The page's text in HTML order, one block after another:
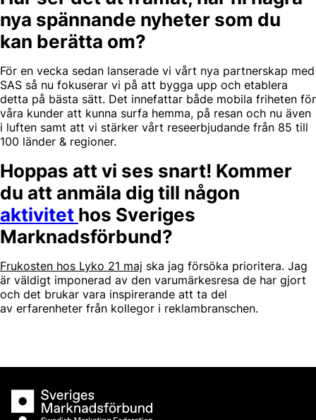
nya spännande nyheter som du
kan berätta om?
För en vecka sedan lanserade vi vårt nya partnerskap med
SAS så nu fokuserar vi på att bygga upp och etablera
detta på bästa sätt. Det innefattar både mobila friheten för
våra kunder att kunna surfa hemma, på resan och nu även
i luften samt att vi stärker vårt reseerbjudande från 85 till
100 länder & regioner.
Hoppas att vi ses snart! Kommer
du att anmäla dig till någon
aktivitet hos Sveriges
Marknadsförbund?
Frukosten hos Lyko 21 maj ska jag försöka prioritera. Jag
är väldigt imponerad av den varumärkesresa de har gjort
och det brukar vara inspirerande att ta del
av erfarenheter från kollegor i reklambranschen.
Sveriges Marknadsförbund